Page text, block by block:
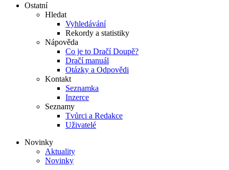
Ostatní
Hledat
Vyhledávání
Rekordy a statistiky
Nápověda
Co je to Dračí Doupě?
Dračí manuál
Otázky a Odpovědi
Kontakt
Seznamka
Inzerce
Seznamy
Tvůrci a Redakce
Uživatelé
Novinky
Aktuality
Novinky